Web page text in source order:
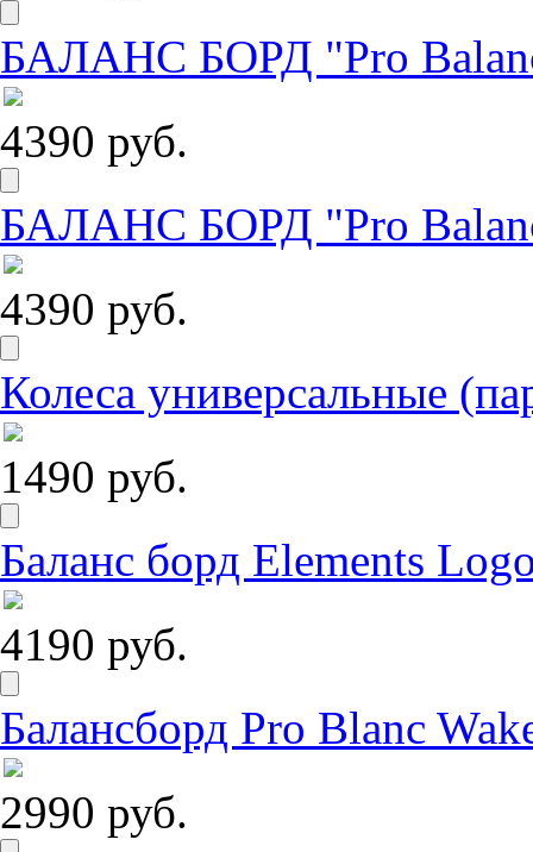
БАЛАНС БОРД "Pro
4390 руб.
БАЛАНС БОРД "Pro
4390 руб.
Колеса универсальные
1490 руб.
Баланс борд Elements
4190 руб.
Балансборд Pro Blanc
2990 руб.